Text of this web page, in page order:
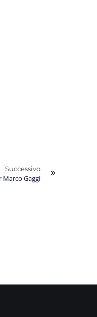
Successivo
Marco Gaggi